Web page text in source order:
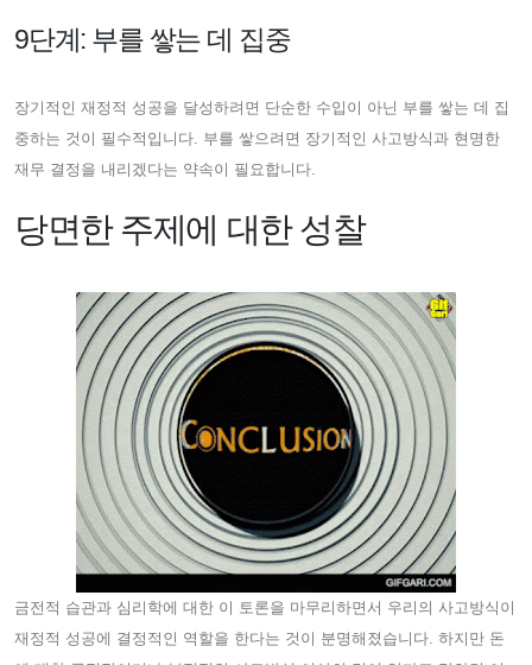
9단계: 부를 쌓는 데 집중
장기적인 재정적 성공을 달성하려면 단순한 수입이 아닌 부를 쌓는 데 집
중하는 것이 필수적입니다. 부를 쌓으려면 장기적인 사고방식과 현명한
재무 결정을 내리겠다는 약속이 필요합니다.
당면한 주제에 대한 성찰
금전적 습관과 심리학에 대한 이 토론을 마무리하면서 우리의 사고방식이
재정적 성공에 결정적인 역할을 한다는 것이 분명해졌습니다. 하지만 돈